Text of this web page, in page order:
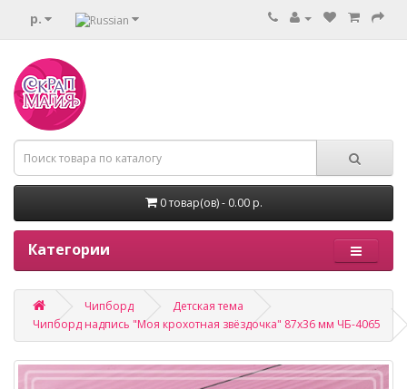
р.
0 товар(ов) - 0.00 р.
Категории
Чипборд
Детская тема
Чипборд надпись "Моя крохотная звёздочка" 87х36 мм ЧБ-4065